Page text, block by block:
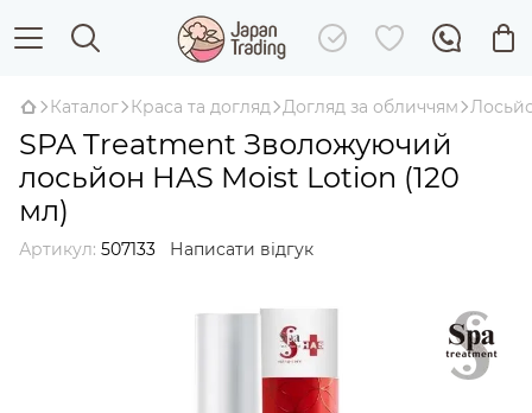
Каталог Краса та догляд Догляд за обличчям
SPA Treatment Зволожуючий
лосьйон HAS Moist Lotion (120
мл)
Артикул: 507133 Написати відгук